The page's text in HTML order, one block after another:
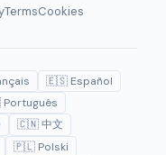
TermsCookies
🇪🇸 Español
🇨🇳 中文
🇵🇱 Polski